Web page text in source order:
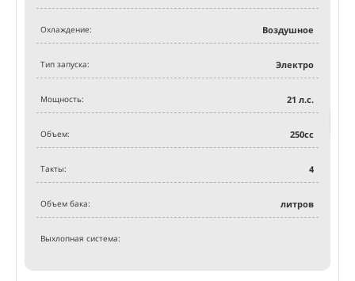
Охлаждение: Воздушное
Тип запуска: Электро
Мощность: 21 л.с.
Объем: 250сс
Такты: 4
Объем бака: литров
Выхлопная система: